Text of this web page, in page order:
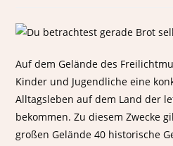
Auf dem Gelände des
Kinder und Jugendliche eine
Alltagsleben auf dem Land der
bekommen. Zu diesem Zwecke
großen Gelände 40 historische